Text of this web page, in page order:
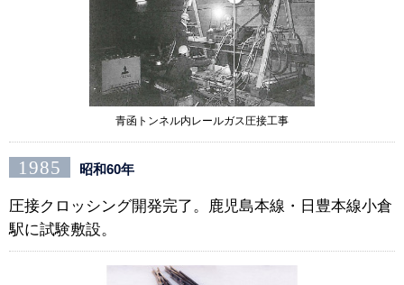
青函トンネル内レールガス圧接工事
1985 昭和60年
圧接クロッシング開発完了。鹿児島本線・日豊本線小倉
駅に試験敷設。